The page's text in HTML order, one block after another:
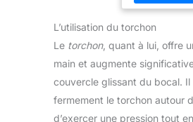
L’utilisation du torchon
Le torchon, quant à lui, offre
main et augmente
couvercle glissant du bocal. Il
fermement le torchon autour
d’exercer une pression tout